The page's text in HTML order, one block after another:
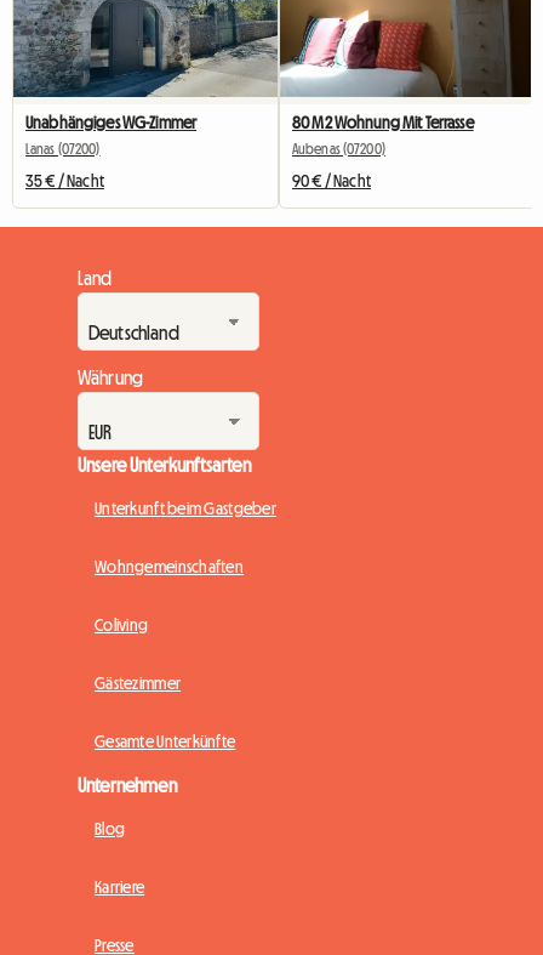
Unabhängiges WG-Zimmer
Lanas (07200)
35 € / Nacht
80 M2 Wohnung Mit Terrasse
Aubenas (07200)
90 € / Nacht
Land
Währung
Unsere Unterkunftsarten
Unterkunft beim Gastgeber
Wohngemeinschaften
Coliving
Gästezimmer
Gesamte Unterkünfte
Unternehmen
Blog
Karriere
Presse